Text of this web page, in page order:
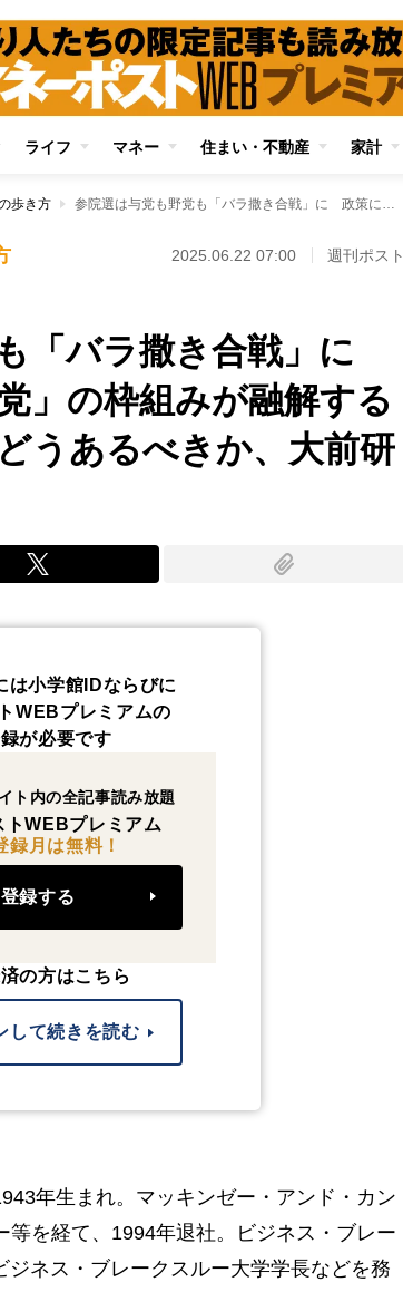
ライフ マネー 住まい・不動産 家計
歩き方 参院選は与党も野党も「バラ撒き合戦」に 政策に違いなく「政党」の枠組みが融解するなか、今後の政治はどうあるべきか、大前研一氏が提言
2025.06.22 07:00 週刊ポスト
「バラ撒き合戦」に
」の枠組みが融解する
うあるべきか、大前研
は小学館IDならびに
WEBプレミアムの
が必要です
ト内の全記事読み放題
トWEBプレミアム
録月は無料！
登録する
の方はこちら
して続きを読む
年生まれ。マッキンゼー・アンド・カン
を経て、1994年退社。ビジネス・ブレー
ネス・ブレークスルー大学学長などを務